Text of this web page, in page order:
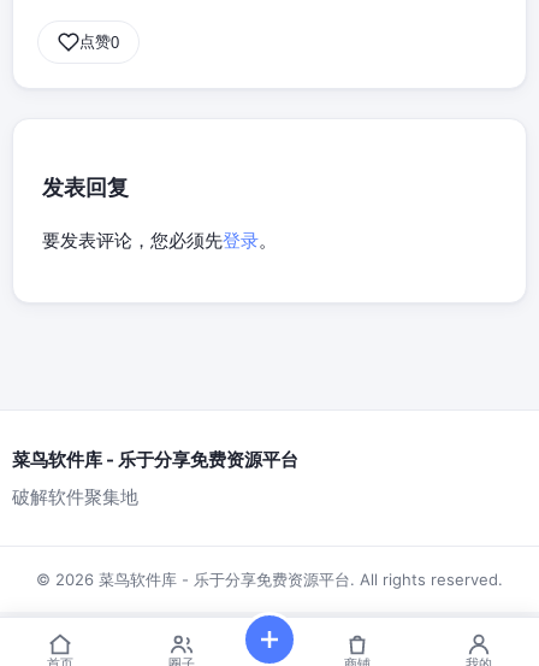
点赞0
发表回复
要发表评论，您必须先登录。
菜鸟软件库 - 乐于分享免费资源平台
破解软件聚集地
© 2026 菜鸟软件库 - 乐于分享免费资源平台. All rights reserved.